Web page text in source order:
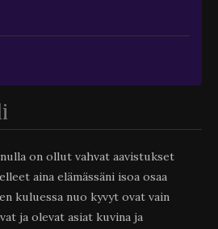
on ollut vahvat aavistukset
aina elämässäni isoa osaa
kuluessa nuo kyvyt ovat vain
ja olevat asiat kuvina ja